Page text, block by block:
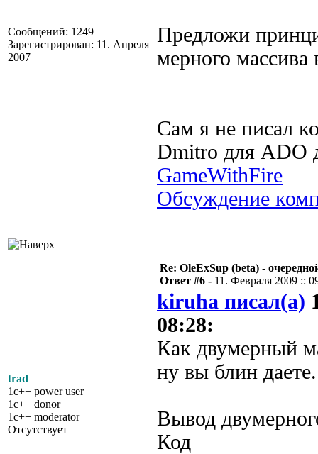
Сообщений: 1249
Зарегистрирован: 11. Апреля
2007
Предложи
мерного массива
Сам я не писал
Dmitro для ADO
GameWithFire
Обсуждение
trad
1c++ power user
1c++ donor
1c++ moderator
Отсутствует
Re: OleExSup (beta) -
Ответ #6 - 11. Февраля 2009 ::
kiruha писал(а)
08:28:
Как двумерный
ну вы блин
Вывод
Код